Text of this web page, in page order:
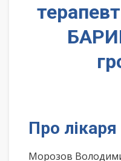
Про лікаря
Морозов